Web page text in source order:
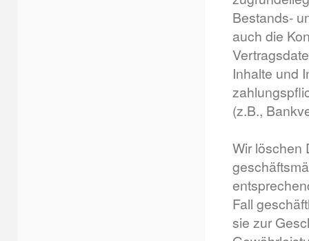
Bestands-
auch die
Inhalte und
(z.B.,
Wir löschen
Fall
sie zur